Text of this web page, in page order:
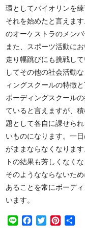
環としてバイオリンを
それを始めたと言えま
のオーケストラのメン
また、スポーツ活動に
走り幅跳びにも挑戦し
してその他の社会活動
ィングスクールの特徴
ボーディングスクール
ていると言えますが、
題として各自に課せら
いものになります。一
がままならなくなりま
トの結果も芳しくなくな
そのようなならないた
あることを常にボーデ
います。
Line Facebook
Twitter